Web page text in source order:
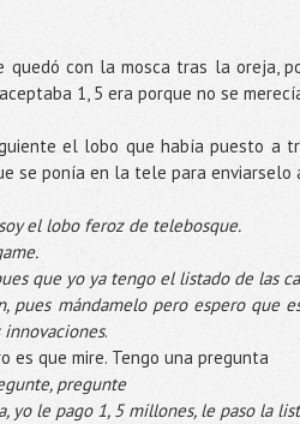
quedó con la mosca tras la oreja,
1, 5 era porque no se
el lobo que había puesto a
se ponía en la tele para enviarselo
el lobo feroz de telebosque.
.
que yo ya tengo el listado de las
pues mándamelo pero espero que
innovaciones.
es que mire. Tengo una pregunta
pregunte
yo le pago 1, 5 millones, le paso la